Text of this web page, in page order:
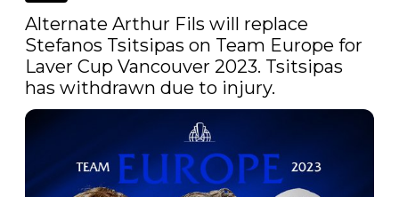
Alternate Arthur Fils will replace
Stefanos Tsitsipas on Team Europe for
Laver Cup Vancouver 2023. Tsitsipas
has withdrawn due to injury.